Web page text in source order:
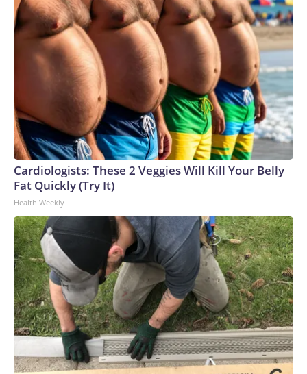
Cardiologists: These 2 Veggies Will Kill Your Belly
Fat Quickly (Try It)
Health Weekly